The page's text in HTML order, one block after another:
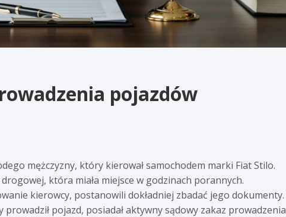
pojazdów
mężczyzny, który kierował samochodem marki Fiat Stilo.
która miała miejsce w godzinach porannych.
kierowcy, postanowili dokładniej zbadać jego dokumenty.
pojazd, posiadał aktywny sądowy zakaz prowadzenia